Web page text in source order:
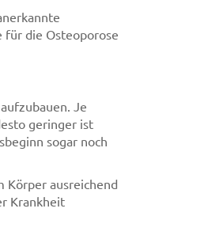
für die Osteoporose
Je
geringer ist
sogar noch
Körper ausreichend
Krankheit